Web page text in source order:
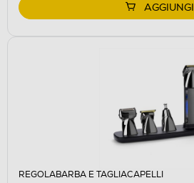
AGGIUNGI
REGOLABARBA E TAGLIACAPELLI